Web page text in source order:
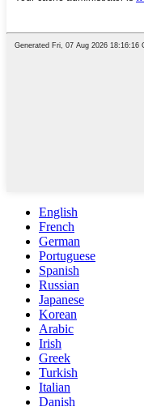
English
French
German
Portuguese
Spanish
Russian
Japanese
Korean
Arabic
Irish
Greek
Turkish
Italian
Danish